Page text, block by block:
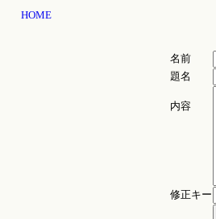
HOME
名前
題名
内容
修正キー